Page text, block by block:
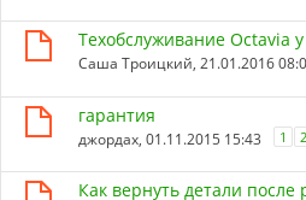
Техобслуживание Octavia
Саша Троицкий, 21.01.2016
гарантия
джордах, 01.11.2015 15:43 1 2
Как вернуть детали